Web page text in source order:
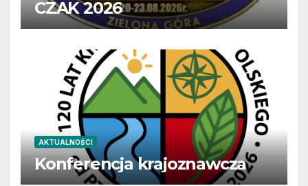
CZAK 2026
AKTUALNOŚCI
Konferencja krajoznawcza